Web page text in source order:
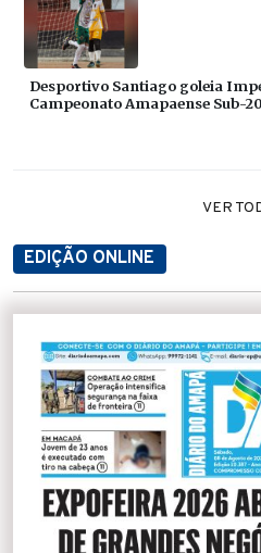
Desportivo Santiago goleia
Campeonato Amapaense Sub-
VER
EDIÇÃO ONLINE